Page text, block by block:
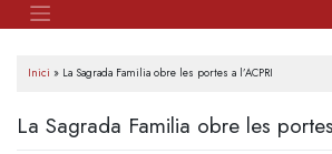
Inici » La Sagrada Familia obre les portes a l’ACPRI
La Sagrada Familia obre les